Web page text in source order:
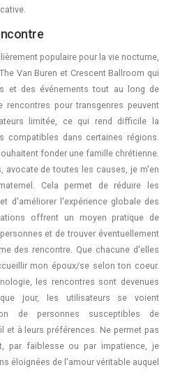
populaire pour la vie nocturne,
Van Buren et Crescent Ballroom qui
et des événements tout au long de
rencontres pour transgenres peuvent
limitée, ce qui rend difficile la
compatibles dans certaines régions.
fonder une famille chrétienne.
avocate de toutes les causes, je m'en
Cela permet de réduire les
d'améliorer l'expérience globale des
offrent un moyen pratique de
et de trouver éventuellement
des rencontre. Que chacune d'elles
mon époux/se selon ton coeur.
les rencontres sont devenues
jour, les utilisateurs se voient
de personnes susceptibles de
et à leurs préférences. Ne permet pas
par faiblesse ou par impatience, je
éloignées de l'amour véritable auquel